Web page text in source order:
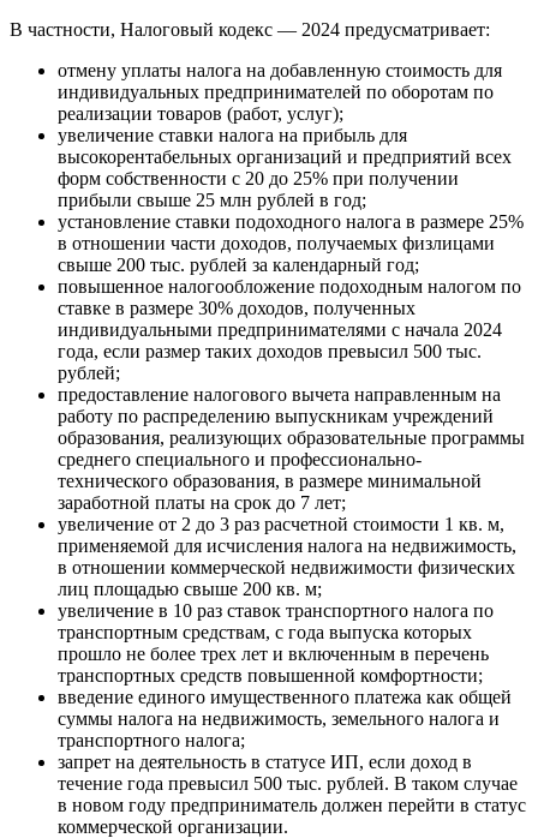
В частности, Налоговый кодекс — 2024 предусматривает:
отмену уплаты налога на добавленную стоимость для
индивидуальных предпринимателей по оборотам по
реализации товаров (работ, услуг);
увеличение ставки налога на прибыль для
высокорентабельных организаций и предприятий всех
форм собственности с 20 до 25% при получении
прибыли свыше 25 млн рублей в год;
установление ставки подоходного налога в размере 25%
в отношении части доходов, получаемых физлицами
свыше 200 тыс. рублей за календарный год;
повышенное налогообложение подоходным налогом по
ставке в размере 30% доходов, полученных
индивидуальными предпринимателями с начала 2024
года, если размер таких доходов превысил 500 тыс.
рублей;
предоставление налогового вычета направленным на
работу по распределению выпускникам учреждений
образования, реализующих образовательные программы
среднего специального и профессионально-
технического образования, в размере минимальной
заработной платы на срок до 7 лет;
увеличение от 2 до 3 раз расчетной стоимости 1 кв. м,
применяемой для исчисления налога на недвижимость,
в отношении коммерческой недвижимости физических
лиц площадью свыше 200 кв. м;
увеличение в 10 раз ставок транспортного налога по
транспортным средствам, с года выпуска которых
прошло не более трех лет и включенным в перечень
транспортных средств повышенной комфортности;
введение единого имущественного платежа как общей
суммы налога на недвижимость, земельного налога и
транспортного налога;
запрет на деятельность в статусе ИП, если доход в
течение года превысил 500 тыс. рублей. В таком случае
в новом году предприниматель должен перейти в статус
коммерческой организации.